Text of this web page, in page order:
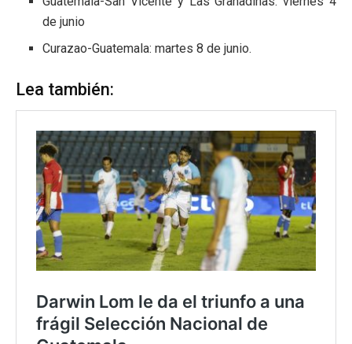
de junio
Curazao-Guatemala: martes 8 de junio.
Lea también: